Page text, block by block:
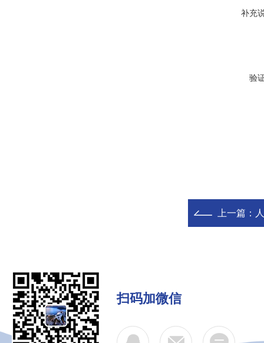
补充
验
上一篇：
扫码加微信